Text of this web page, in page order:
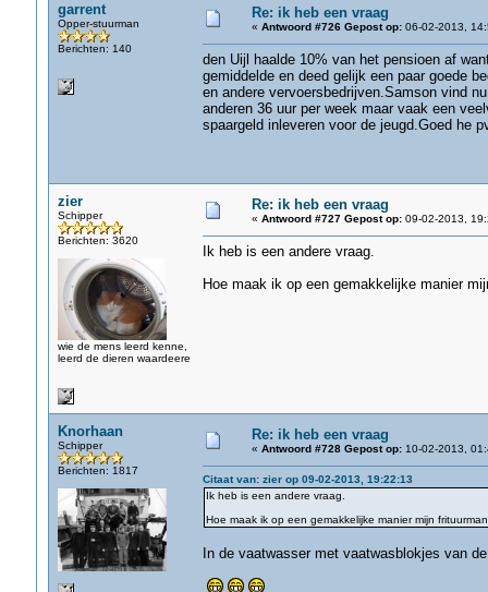
garrent
Opper-stuurman
Berichten: 140
Re: ik heb een vraag
« Antwoord #726 Gepost op:06-02-2013,
den Uijl haalde 10% van het pensioen af
gemiddelde en deed gelijk een paar goede
en andere vervoersbedrijven.Samson vind
anderen 36 uur per week maar vaak een
spaargeld inleveren voor de jeugd.Goed he
zier
Schipper
Berichten: 3620
wie de mens leerd kenne,
leerd de dieren waardeere
Re: ik heb een vraag
« Antwoord #727 Gepost op:09-02-2013,
Ik heb is een andere vraag.
Hoe maak ik op een gemakkelijke manier
Knorhaan
Schipper
Berichten: 1817
Re: ik heb een vraag
« Antwoord #728 Gepost op:10-02-2013,
Citaat van: zier op 09-02-2013, 19:22:13
Ik heb is een andere vraag.
Hoe maak ik op een gemakkelijke manier mijn
In de vaatwasser met vaatwasblokjes van